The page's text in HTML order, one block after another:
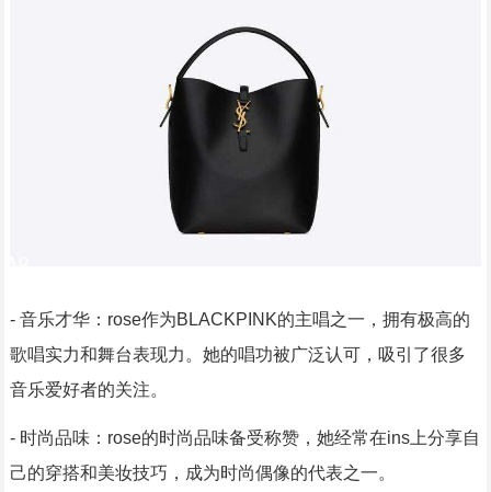
- 音乐才华：rose作为BLACKPINK的主唱之一，拥有极高的
歌唱实力和舞台表现力。她的唱功被广泛认可，吸引了很多
音乐爱好者的关注。
- 时尚品味：rose的时尚品味备受称赞，她经常在ins上分享自
己的穿搭和美妆技巧，成为时尚偶像的代表之一。